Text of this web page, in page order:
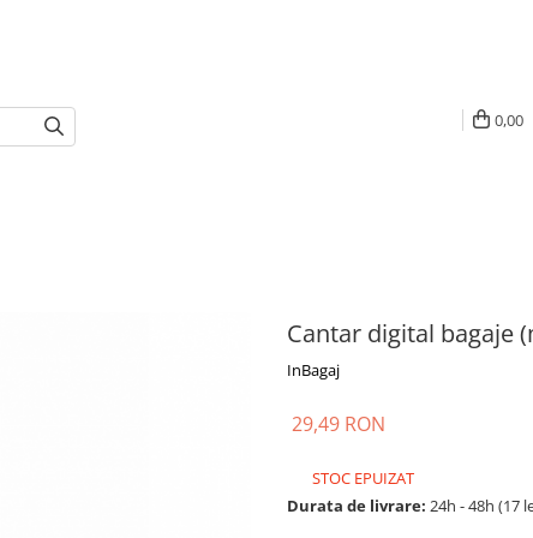
0,00
Cantar digital bagaje
InBagaj
29,49 RON
STOC EPUIZAT
Durata de livrare: 24h - 48h (17